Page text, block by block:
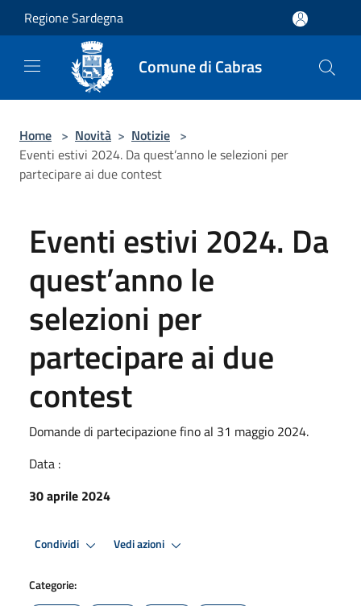
Salta al contenuto principale
Regione Sardegna
Comune di Cabras
Home > Novità > Notizie >
Eventi estivi 2024. Da quest’anno le selezioni per
partecipare ai due contest
Eventi estivi 2024. Da
quest’anno le
selezioni per
partecipare ai due
contest
Domande di partecipazione fino al 31 maggio 2024.
Data :
30 aprile 2024
Condividi Vedi azioni
Categorie: